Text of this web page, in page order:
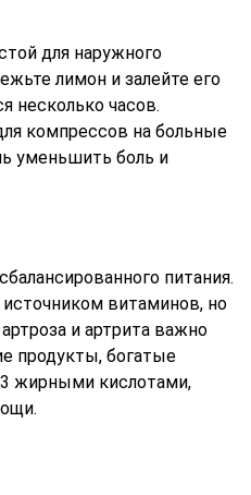
для наружного
лимон и залейте его
несколько часов.
компрессов на больные
уменьшить боль и
питания.
витаминов, но
и артрита важно
продукты, богатые
жирными кислотами,